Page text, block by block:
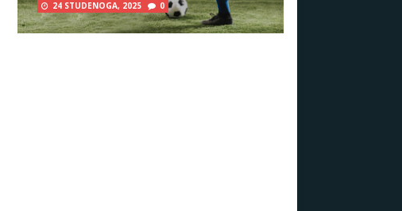
24 STUDENOGA, 2025 0